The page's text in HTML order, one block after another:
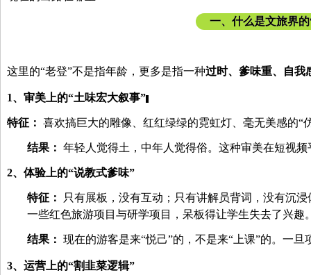
一、 什么是文旅界的
这里的“老登”不是指年龄，更多是指一种过时、爹味重、自我
1、 审美上的“土味宏大叙事”
特征： 喜欢搞巨大的雕像、红红绿绿的霓虹灯、毫无美感的“
结果： 年轻人觉得土，中年人觉得俗。这种审美在短视
2、 体验上的“说教式爹味”
特征：
只有展板，没有互动；只有讲解员背词，没有沉浸
一些红色旅游项目与研学项目，呆板得让学生失去了兴趣
结果： 现在的游客是来“悦己”的，不是来“上课”的。一
3、 运营上的“割韭菜逻辑”